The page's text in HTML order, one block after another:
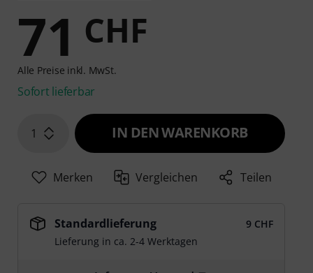
71 CHF
Alle Preise inkl. MwSt.
Sofort lieferbar
1 IN DEN WARENKORB
Merken Vergleichen Teilen
Standardlieferung
9 CHF
Lieferung in ca. 2-4 Werktagen